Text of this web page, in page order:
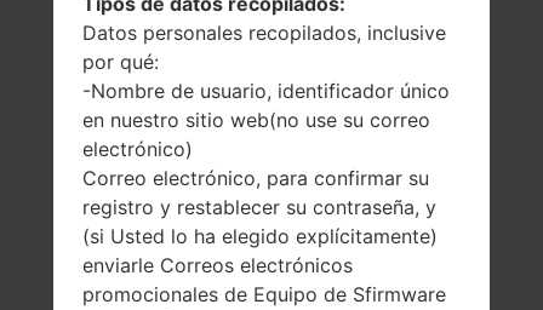
Datos personales recopilados, inclusive
por qué:
-Nombre de usuario, identificador único
en nuestro sitio web(no use su correo
electrónico)
Correo electrónico, para confirmar su
registro y restablecer su contraseña, y
(si Usted lo ha elegido explícitamente)
enviarle Correos electrónicos
promocionales de Equipo de Sfirmware